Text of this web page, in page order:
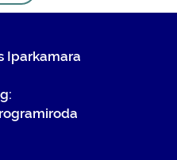
Iparkamara